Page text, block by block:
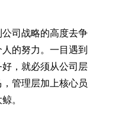
司战略的高度去争
的努力。一目遇到
，就必须从公司层
管理层加上核心员
。